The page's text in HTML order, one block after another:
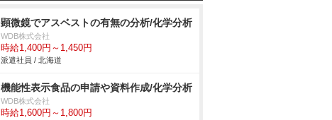
顕微鏡でアスベストの有無の分析/化学分析
WDB株式会社
時給1,400円～1,450円
派遣社員 / 北海道
機能性表示食品の申請や資料作成/化学分析
WDB株式会社
時給1,600円～1,800円